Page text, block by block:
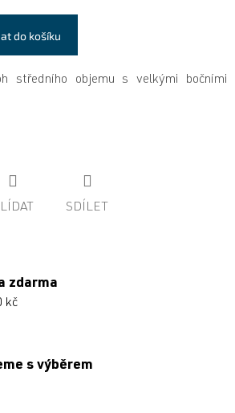
do košíku
středního objemu s velkými bočními
SDÍLET
zdarma
kč
s výběrem